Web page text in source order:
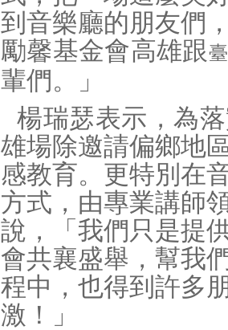
到音樂廳的朋友們
勵馨基金會高雄跟臺
輩們。」
楊瑞瑟表示，為
雄場除邀請偏鄉地
感教育。更特別在
方式，由專業講師
說，「我們只是提
會共襄盛舉，幫我
程中，也得到許多
激！」